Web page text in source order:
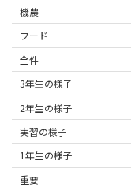
機農
フード
全件
3年生の様子
2年生の様子
実習の様子
1年生の様子
重要